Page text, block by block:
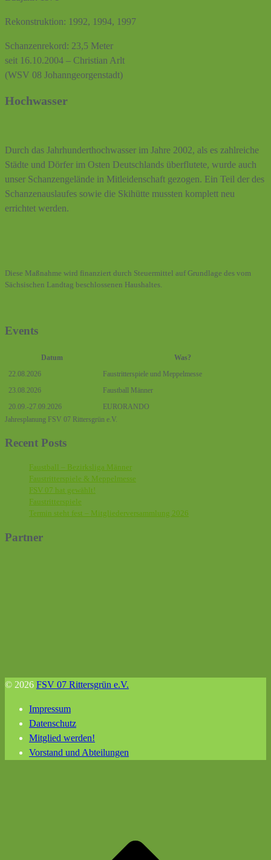
Rekonstruktion: 1992, 1994, 1997
Schanzenrekord: 23,5 Meter
seit 16.10.2004 – Christian Arlt
(WSV 08 Johanngeorgenstadt)
Hochwasser
Durch das Jahrhunderthochwasser im Jahre 2002, als es zahlreiche
Städte und Dörfer im Osten Deutschlands überflutete, wurde auch
unser Schanzengelände in Mitleidenschaft gezogen. Ein Teil der des
Schanzenauslaufes sowie die Skihütte mussten komplett neu
errichtet werden.
Diese Maßnahme wird finanziert durch Steuermittel auf Grundlage des vom
Sächsischen Landtag beschlossenen Haushaltes.
Events
Datum
Was?
22.08.2026
Faustritterspiele und Meppelmesse
23.08.2026
Faustball Männer
20.09.-27.09.2026
EURORANDO
Jahresplanung FSV 07 Rittersgrün e.V.
Recent Posts
Faustball – Bezirksliga Männer
Faustritterspiele & Meppelmesse
FSV 07 hat gewählt!
Faustritterspiele
Termin steht fest – Mitgliederversammlung 2026
Partner
© 2026 FSV 07 Rittersgrün e.V.
Impressum
Datenschutz
Mitglied werden!
Vorstand und Abteilungen